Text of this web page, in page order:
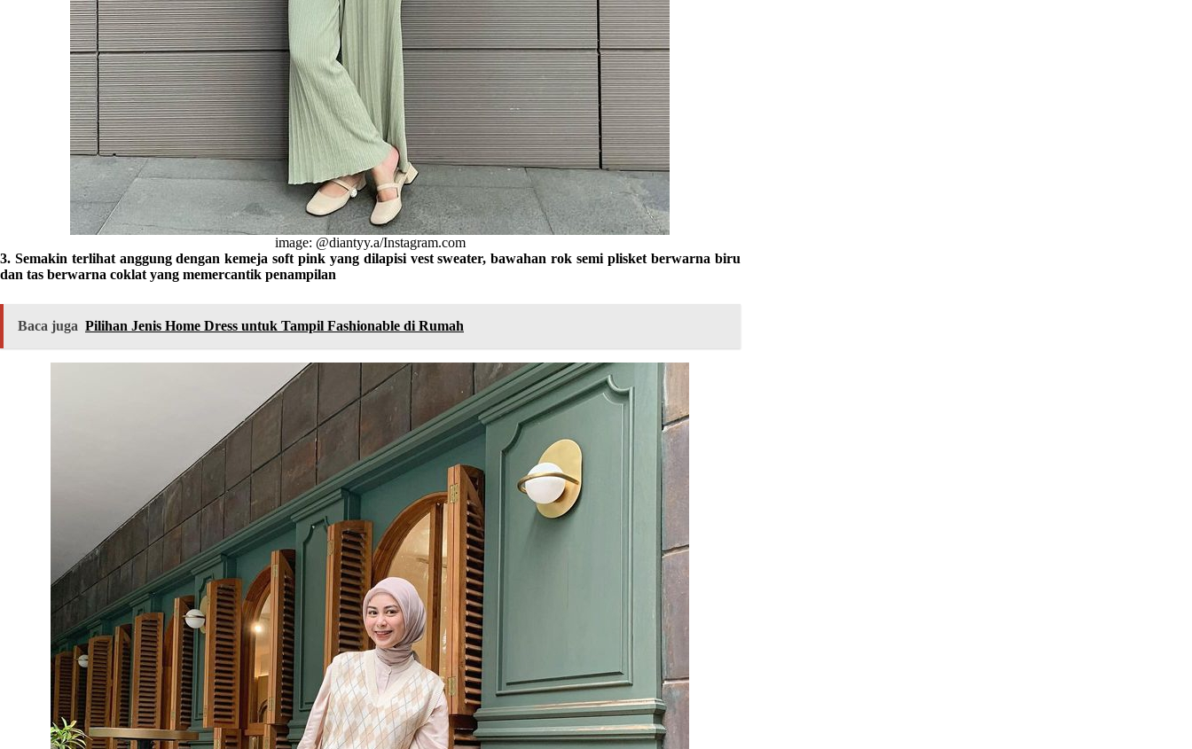
image: @diantyy.a/Instagram.com
3. Semakin terlihat anggung dengan kemeja soft pink yang dilapisi vest sweater, bawahan rok semi plisket berwarna biru
dan tas berwarna coklat yang memercantik penampilan
Baca juga Pilihan Jenis Home Dress untuk Tampil Fashionable di Rumah